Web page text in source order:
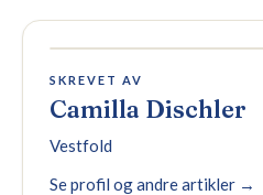
SKREVET AV
Camilla Dischler
Vestfold
Se profil og andre artikler →